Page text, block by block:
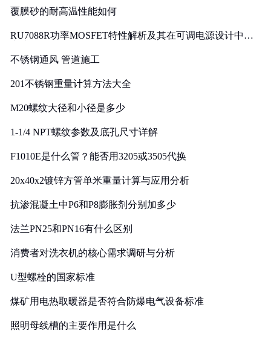
覆膜砂的耐高温性能如何
RU7088R功率MOSFET特性解析及其在可调电源设计中的
不锈钢通风 管道施工
201不锈钢重量计算方法大全
M20螺纹大径和小径是多少
1-1/4 NPT螺纹参数及底孔尺寸详解
F1010E是什么管？能否用3205或3505代换
20x40x2镀锌方管单米重量计算与应用分析
抗渗混凝土中P6和P8膨胀剂分别加多少
法兰PN25和PN16有什么区别
消费者对洗衣机的核心需求调研与分析
U型螺栓的国家标准
煤矿用电热取暖器是否符合防爆电气设备标准
照明母线槽的主要作用是什么